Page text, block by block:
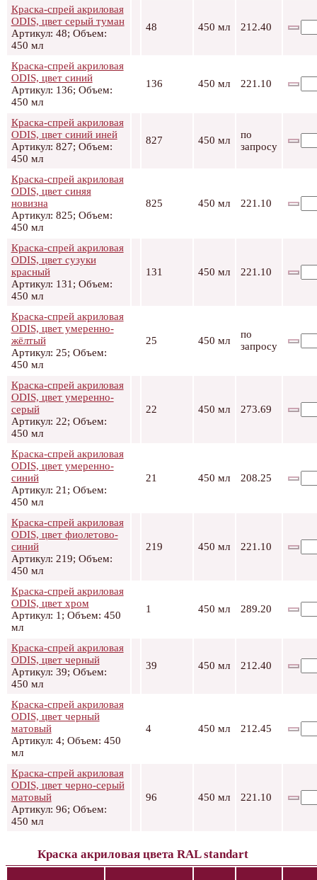
Краска-спрей акриловая
ODIS, цвет серый туман
Артикул: 48; Объем:
450 мл
48 450 мл 212.40
Краска-спрей акриловая
ODIS, цвет синий
Артикул: 136; Объем:
450 мл
136 450 мл 221.10
Краска-спрей акриловая
ODIS, цвет синий иней
Артикул: 827; Объем:
450 мл
827 450 мл
по
запросу
Краска-спрей акриловая
ODIS, цвет синяя
новизна
Артикул: 825; Объем:
450 мл
825 450 мл 221.10
Краска-спрей акриловая
ODIS, цвет сузуки
красный
Артикул: 131; Объем:
450 мл
131 450 мл 221.10
Краска-спрей акриловая
ODIS, цвет умеренно-
жёлтый
Артикул: 25; Объем:
450 мл
25 450 мл
по
запросу
Краска-спрей акриловая
ODIS, цвет умеренно-
серый
Артикул: 22; Объем:
450 мл
22 450 мл 273.69
Краска-спрей акриловая
ODIS, цвет умеренно-
синий
Артикул: 21; Объем:
450 мл
21 450 мл 208.25
Краска-спрей акриловая
ODIS, цвет фиолетово-
синий
Артикул: 219; Объем:
450 мл
219 450 мл 221.10
Краска-спрей акриловая
ODIS, цвет хром
Артикул: 1; Объем: 450
мл
1 450 мл 289.20
Краска-спрей акриловая
ODIS, цвет черный
Артикул: 39; Объем:
450 мл
39 450 мл 212.40
Краска-спрей акриловая
ODIS, цвет черный
матовый
Артикул: 4; Объем: 450
мл
4 450 мл 212.45
Краска-спрей акриловая
ODIS, цвет черно-серый
матовый
Артикул: 96; Объем:
450 мл
96 450 мл 221.10
Краска акриловая цвета RAL standart